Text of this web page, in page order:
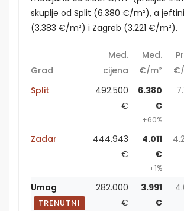
skuplje od Split (6.380 €/m²), a
(3.383 €/m²) i Zagreb (3.221 €/m²).
Grad
Med.
cijena
Med.
€/m²
Split
492.500
€
6.380
€
+60%
Zadar
444.943
€
4.011
€
+1%
Umag
TRENUTNI
282.000
€
3.991
€